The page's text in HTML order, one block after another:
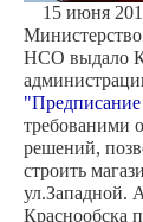
15 июня
Министерство
НСО выдало
требованими
решений,
строить
ул.Западной.
Краснообска